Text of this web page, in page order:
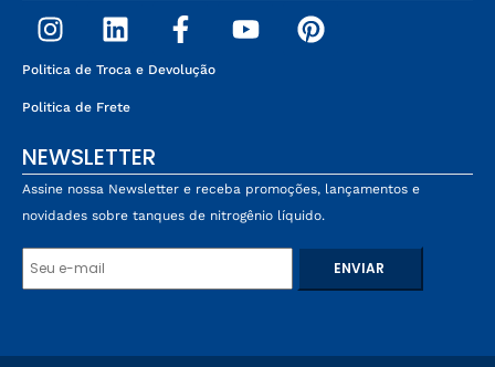
Politica de Troca e Devolução
Politica de Frete
NEWSLETTER
Assine nossa Newsletter e receba promoções, lançamentos e
novidades sobre tanques de nitrogênio líquido.